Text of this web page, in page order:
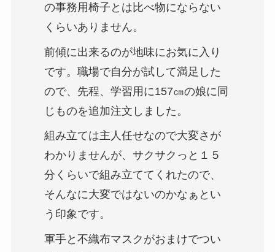
の事務用椅子とは比べ物にならない
くらいありません。
前傾に出来るのが地味にお気に入り
です。職場で自分が試して満足した
ので、先程、学習用に157㎝の娘に同
じものを追加注文しました。
組み立ては主人任せなので大変さが
わかりませんが、サクサクっと１５
分くらいで組み立ててくれたので、
そんなに大変ではないのかなぁとい
う印象です。
軍手と不織布マスクがおまけでつい